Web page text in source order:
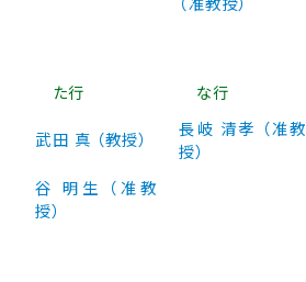
た行 な行
武田 真 （教授）
長岐 清孝 （准教
授）
谷 明生 （准教
授）